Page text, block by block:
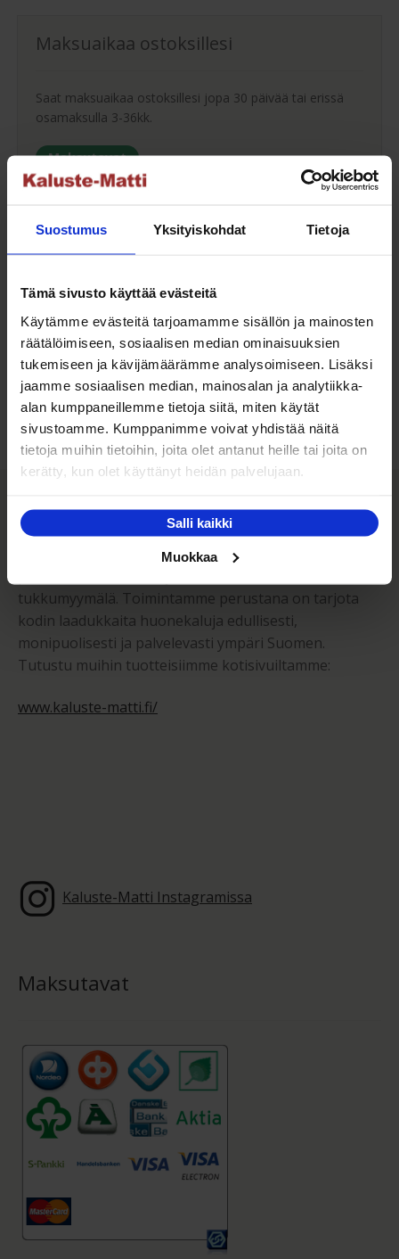
Suostumus Yksityiskohdat Tietoja
Tämä sivusto käyttää evästeitä
Käytämme evästeitä tarjoamamme sisällön ja mainosten
räätälöimiseen, sosiaalisen median ominaisuuksien
tukemiseen ja kävijämäärämme analysoimiseen. Lisäksi
jaamme sosiaalisen median, mainosalan ja analytiikka-
alan kumppaneillemme tietoja siitä, miten käytät
sivustoamme. Kumppanimme voivat yhdistää näitä
tietoja muihin tietoihin, joita olet antanut heille tai joita on
kerätty, kun olet käyttänyt heidän palvelujaan.
Salli kaikki
Muokkaa
Maksuaikaa ostoksillesi
Saat maksuaikaa ostoksillesi jopa 30 päivää tai erissä
osamaksulla 3-36kk.
Maksutavat
Oma turvallinen kuljetus
Kaluste-Matin oma kuljetus on turvallinen tapa
tuotteiden toimitukseen. Saat varmemmin tuotteet
ehjänä perille - ja vieläpä sisäänkannettuna!
Kuljetuksen hinta Suomessa alk. 59€!
Kaluste-Matti Oy
Kaluste-Matti Oy on vuonna 1994 perheyrityksenä
tukkumyymälä. Toimintamme perustana on tarjota
kodin laadukkaita huonekaluja edullisesti,
monipuolisesti ja palvelevasti ympäri Suomen.
Tutustu muihin tuotteisiimme kotisivuiltamme:
www.kaluste-matti.fi/
Kaluste-Matti Instagramissa
Maksutavat